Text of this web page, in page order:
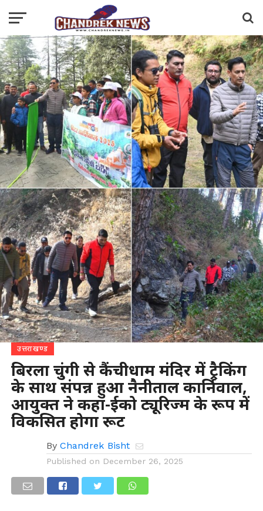
उत्तराखण्ड
बिरला चुंगी से कैंचीधाम मंदिर में ट्रैकिंग
के साथ संपन्न हुआ नैनीताल कार्निवाल,
आयुक्त ने कहा-ईको ट्यूरिज्म के रूप में
विकसित होगा रूट
By Chandrek Bisht
Published on December 26, 2025